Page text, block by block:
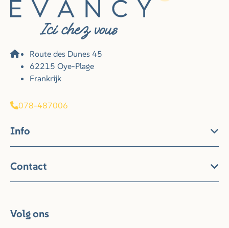
Route des Dunes 45
62215 Oye-Plage
Frankrijk
078-487006
Info
Contact
Volg ons